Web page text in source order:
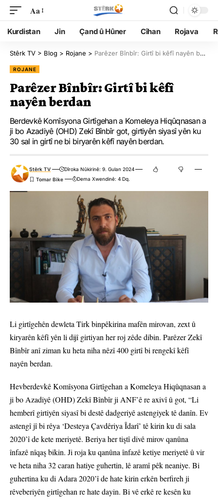
Aa
Kurdistan Jin Çand û Hûner Cîhan Rojava
Stêrk TV > Blog > Rojane > Parêzer Bînbîr: Girtî bi kêfî nayên berdan
ROJANE
Parêzer Bînbîr: Girtî bi kêfî
nayên berdan
Berdevkê Komîsyona Girtîgehan a Komeleya Hiqûqnasan a
ji bo Azadiyê (OHD) Zekî Bînbîr got, girtiyên siyasî yên ku
30 sal in girtî ne bi biryarên kêfî nayên berdan.
Stêrk TV
Dîroka Nûkirinê: 9. Gulan 2024
Dema Xwendinê: 4 Dq.
Li girtîgehên dewleta Tirk binpêkirina mafên mirovan, zext û
kiryarên kêfî yên li dijî girtiyan her roj zêde dibin. Parêzer Zekî
Bînbîr anî ziman ku heta niha nêzî 400 girtî bi rengekî kêfî
nayên berdan.
Hevberdevkê Komîsyona Girtîgehan a Komeleya Hiqûqnasan a
ji bo Azadiyê (OHD) Zekî Bînbîr ji ANF’ê re axivî û got, “Li
hemberî girtiyên siyasî bi destê dadgeriyê astengiyek tê danîn. Ev
astengî jî bi rêya ‘Desteya Çavdêriya Îdarî’ tê kirin ku di sala
2020’î de kete meriyetê. Beriya her tiştî divê mirov qanûna
înfazê nîqaş bikin. Ji roja ku qanûna înfazê ketiye meriyetê û vir
ve heta niha 32 caran hatiye guhertin, lê aramî pêk neaniye. Bi
guhertina ku di Adara 2020’î de hate kirin erkên berfireh ji
rêveberiyên girtîgehan re hate dayin. Bi vê erkê re kesên ku